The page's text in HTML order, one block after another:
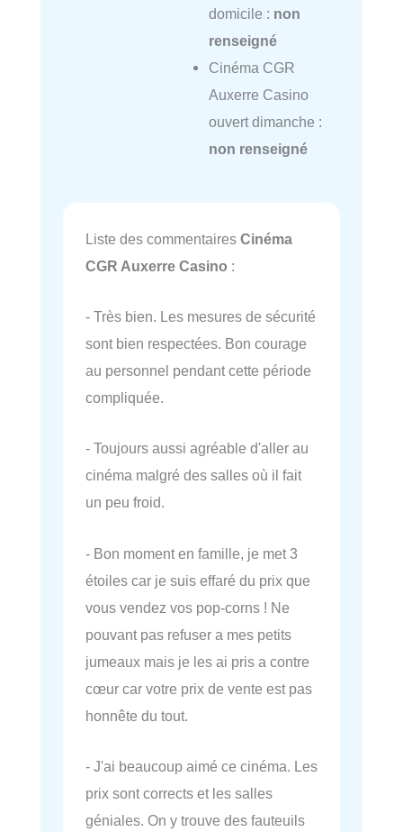
domicile : non
renseigné
Cinéma CGR
Auxerre Casino
ouvert dimanche :
non renseigné
Liste des commentaires Cinéma
CGR Auxerre Casino :
- Très bien. Les mesures de sécurité
sont bien respectées. Bon courage
au personnel pendant cette période
compliquée.
- Toujours aussi agréable d'aller au
cinéma malgré des salles où il fait
un peu froid.
- Bon moment en famille, je met 3
étoiles car je suis effaré du prix que
vous vendez vos pop-corns ! Ne
pouvant pas refuser a mes petits
jumeaux mais je les ai pris a contre
cœur car votre prix de vente est pas
honnête du tout.
- J'ai beaucoup aimé ce cinéma. Les
prix sont corrects et les salles
géniales. On y trouve des fauteuils